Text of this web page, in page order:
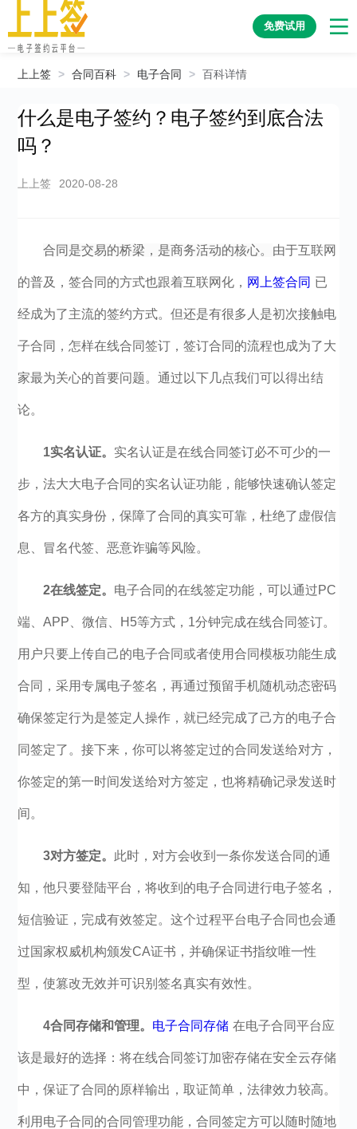
免费试用
上上签 > 合同百科 > 电子合同 > 百科详情
什么是电子签约？电子签约到底合法
吗？
上上签 2020-08-28
合同是交易的桥梁，是商务活动的核心。 由于互联网
的普及，签合同的方式也跟着互联网化， 网上签合同 已
经成为了主流的签约方式。但还是有很多人是初次接触电
子合同，怎样在线合同签订，签订合同的流程也成为了大
家最为关心的首要问题。通过以下几点我们可以得出结
论。
1实名认证。 实名认证是在线合同签订必不可少的一
步，法大大电子合同的实名认证功能，能够快速确认签定
各方的真实身份，保障了合同的真实可靠，杜绝了虚假信
息、冒名代签、恶意诈骗等风险。
2在线签定。 电子合同的在线签定功能，可以通过PC
端、APP、微信、H5等方式，1分钟完成在线合同签订。
用户只要上传自己的电子合同或者使用合同模板功能生成
合同，采用专属电子签名，再通过预留手机随机动态密码
确保签定行为是签定人操作，就已经完成了己方的电子合
同签定了。接下来，你可以将签定过的合同发送给对方，
你签定的第一时间发送给对方签定，也将精确记录发送时
间。
3对方签定。 此时，对方会收到一条你发送合同的通
知，他只要登陆平台，将收到的电子合同进行电子签名，
短信验证，完成有效签定。这个过程平台电子合同也会通
过国家权威机构颁发CA证书，并确保证书指纹唯一性
型，使篡改无效并可识别签名真实有效性。
4合同存储和管理。 电子合同存储 在电子合同平台应
该是最好的选择：将在线合同签订加密存储在安全云存储
中，保证了合同的原样输出，取证简单，法律效力较高。
利用电子合同的合同管理功能，合同签定方可以随时随地